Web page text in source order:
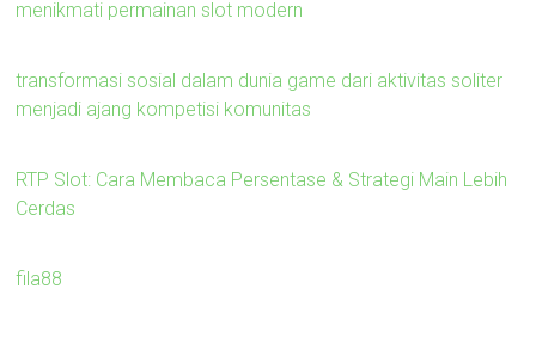
menikmati permainan slot modern
transformasi sosial dalam dunia game dari aktivitas soliter
menjadi ajang kompetisi komunitas
RTP Slot: Cara Membaca Persentase & Strategi Main Lebih
Cerdas
fila88